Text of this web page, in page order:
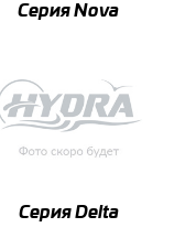
Серия Nova
Серия Delta